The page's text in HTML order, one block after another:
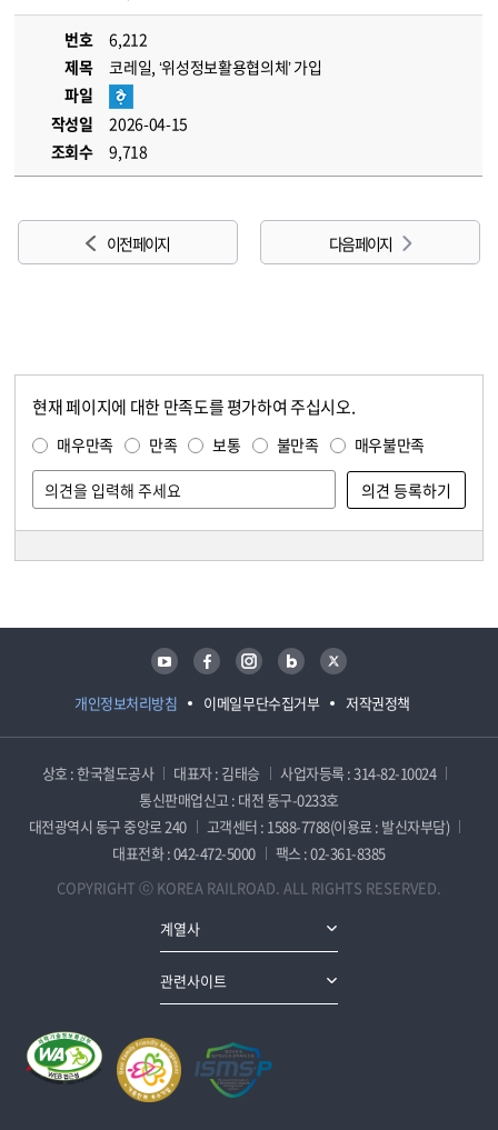
번호
6,212
제목
코레일, ‘위성정보활용협의체’ 가입
파일
작성일
2026-04-15
조회수
9,718
이전 페이지 다음 페이지
현재 페이지에 대한 만족도를 평가하여 주십시오.
매우만족 만족 보통 불만족 매우불만족
개인정보처리방침 이메일무단수집거부 저작권정책
유튜브 페이스북 인스타그램 블로그 트위터
상호 : 한국철도공사 대표자 : 김태승
사업자등록 : 314-82-10024
통신판매업신고 : 대전 동구-0233호
대전광역시 동구 중앙로 240
고객센터 : 1588-7788(이용료 : 발신자부담)
대표전화 : 042-472-5000
팩스 : 02-361-8385
COPYRIGHT ⓒ KOREA RAILROAD. ALL RIGHTS RESERVED.
계열사
관련사이트